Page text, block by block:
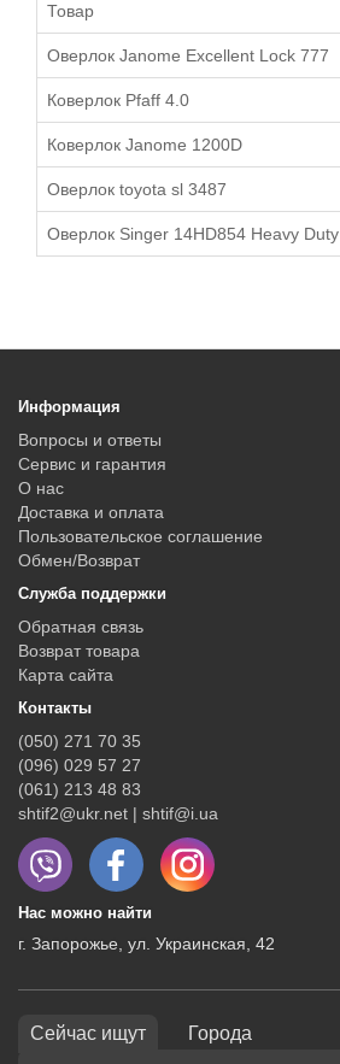
Товар
Оверлок Janome Excellent Lock 777
Коверлок Pfaff 4.0
Коверлок Janome 1200D
Оверлок toyota sl 3487
Оверлок Singer 14HD854 Heavy Duty
Информация
Вопросы и ответы
Сервис и гарантия
О нас
Доставка и оплата
Пользовательское соглашение
Обмен/Возврат
Служба поддержки
Обратная связь
Возврат товара
Карта сайта
Контакты
(050) 271 70 35
(096) 029 57 27
(061) 213 48 83
shtif2@ukr.net | shtif@i.ua
Нас можно найти
г. Запорожье, ул. Украинская, 42
Сейчас ищут Города